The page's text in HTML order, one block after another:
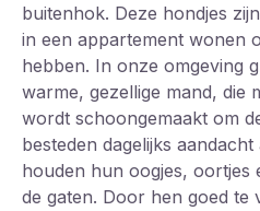
buitenhok. Deze hondjes
in een appartement wonen
hebben. In onze omgeving
warme, gezellige mand, die
wordt schoongemaakt om
besteden dagelijks
houden hun oogjes, oortjes
de gaten. Door hen goed te